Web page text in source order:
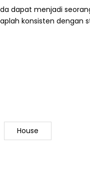
dapat menjadi
konsisten
House